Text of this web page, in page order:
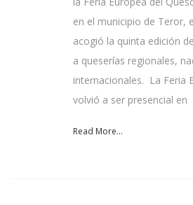
en el municipio de Teror,
acogió la quinta edición
a queserías regionales,
internacionales. La Feria
volvió a ser presencial en
Read More...